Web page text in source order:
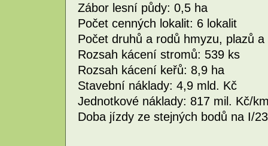
Zábor lesní půdy: 0,5 ha
Počet cenných lokalit: 6 lokalit
Počet druhů a rodů hmyzu, plazů
Rozsah kácení stromů: 539 ks
Rozsah kácení keřů: 8,9 ha
Stavební náklady: 4,9 mld. Kč
Jednotkové náklady: 817 mil. Kč/
Doba jízdy ze stejných bodů na I/